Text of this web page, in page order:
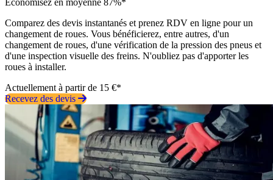
Comparez des devis instantanés et prenez RDV en ligne pour un
changement de roues. Vous bénéficierez, entre autres, d'un
changement de roues, d'une vérification de la pression des pneus et
d'une inspection visuelle des freins. N'oubliez pas d'apporter les
roues à installer.
Actuellement à partir de 15 €*
Recevez des devis